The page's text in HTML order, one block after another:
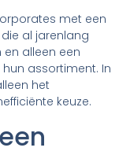
met een
al jarenlang
alleen een
assortiment. In
het
keuze.